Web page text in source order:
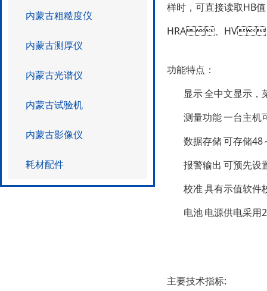
内蒙古粗糙度仪
内蒙古测厚仪
内蒙古光谱仪
内蒙古试验机
内蒙古影像仪
耗材配件
样时，可直接读取
HRA、HV、
功能
显示全中文显示
测量功能一台主机
数据存储可存储48～
报警输出 可预先设置
校准具有示值软件
电池电源供电采用2
主要